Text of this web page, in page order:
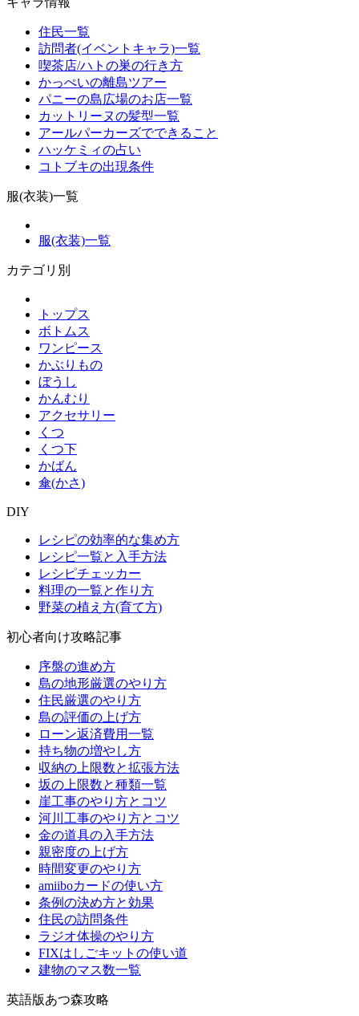
住民一覧
訪問者(イベントキャラ)一覧
喫茶店/ハトの巣の行き方
かっぺいの離島ツアー
パニーの島広場のお店一覧
カットリーヌの髪型一覧
アールパーカーズでできること
ハッケミィの占い
コトブキの出現条件
服(衣装)一覧
服(衣装)一覧
カテゴリ別
トップス
ボトムス
ワンピース
かぶりもの
ぼうし
かんむり
アクセサリー
くつ
くつ下
かばん
傘(かさ)
DIY
レシピの効率的な集め方
レシピ一覧と入手方法
レシピチェッカー
料理の一覧と作り方
野菜の植え方(育て方)
初心者向け攻略記事
序盤の進め方
島の地形厳選のやり方
住民厳選のやり方
島の評価の上げ方
ローン返済費用一覧
持ち物の増やし方
収納の上限数と拡張方法
坂の上限数と種類一覧
崖工事のやり方とコツ
河川工事のやり方とコツ
金の道具の入手方法
親密度の上げ方
時間変更のやり方
amiiboカードの使い方
条例の決め方と効果
住民の訪問条件
ラジオ体操のやり方
FIXはしごキットの使い道
建物のマス数一覧
英語版あつ森攻略